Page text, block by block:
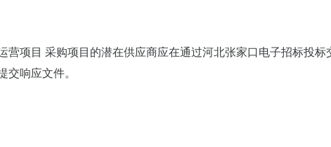
营项目 采购项目的潜在供应商应在通过河北张家口电子招标投
交响应文件。